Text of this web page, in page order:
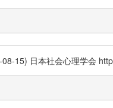
15) 日本社会心理学会